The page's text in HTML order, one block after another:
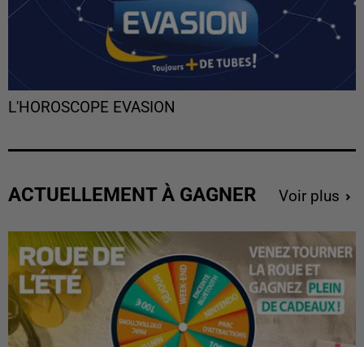
L'HOROSCOPE EVASION
ACTUELLEMENT À GAGNER Voir plus